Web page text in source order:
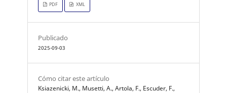
PDF XML
Publicado
2025-09-03
Cómo citar este artículo
Ksiazenicki, M., Musetti, A., Artola, F., Escuder, F.,